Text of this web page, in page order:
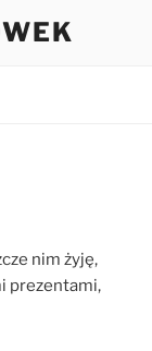
nim żyję,
prezentami,